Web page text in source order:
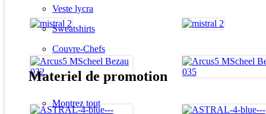
Veste lycra
Sweatshirts
Couvre-Chefs
Materiel de promotion
Montrez tout